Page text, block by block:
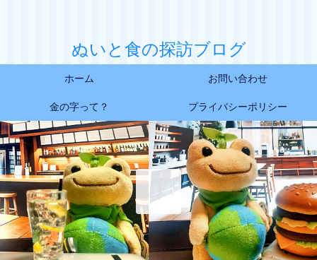
ぬいと食の探訪ブログ
ホーム お問い合わせ
金の字って？ プライバシーポリシー